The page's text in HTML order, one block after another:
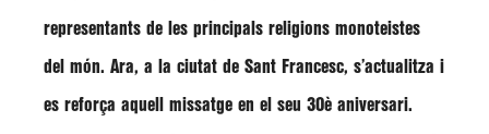
representants de les principals religions monoteistes
del món. Ara, a la ciutat de Sant Francesc, s’actualitza i
es reforça aquell missatge en el seu 30è aniversari.